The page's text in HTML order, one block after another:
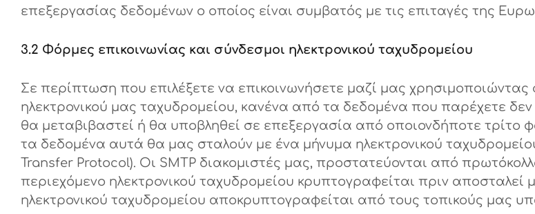
επεξεργασίας δεδομένων ο οποίος είναι συμβατός με τις επιταγές της
3.2 Φόρμες επικοινωνίας και σύνδεσμοι ηλεκτρονικού ταχυδρομείου
Σε περίπτωση που επιλέξετε να επικοινωνήσετε μαζί μας
ηλεκτρονικού μας ταχυδρομείου, κανένα από τα δεδομένα που παρέχετε
θα μεταβιβαστεί ή θα υποβληθεί σε επεξεργασία από οποιονδήποτε τρίτο
τα δεδομένα αυτά θα μας σταλούν με ένα μήνυμα ηλεκτρονικού
Transfer Protocol). Οι SMTP διακομιστές μας, προστατεύονται από
περιεχόμενο ηλεκτρονικού ταχυδρομείου κρυπτογραφείται πριν αποσταλεί
ηλεκτρονικού ταχυδρομείου αποκρυπτογραφείται από τους τοπικούς μας